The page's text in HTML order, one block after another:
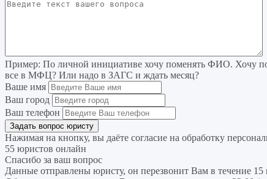
Пример: По личной инициативе хочу поменять ФИО. Хочу
все в МФЦ? Или надо в ЗАГС и ждать месяц?
Ваше имя
Ваш город
Ваш телефон
Нажимая на кнопку, вы даёте согласие на обработку
55 юристов онлайн
Спасибо за ваш вопрос
Данные отправлены юристу, он перезвонит Вам в течение 15